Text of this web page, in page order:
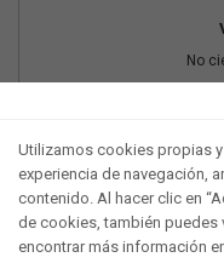
No
Utilizamos cookies propias
experiencia de navegación,
contenido. Al hacer clic en
de cookies, también puedes
encontrar más información